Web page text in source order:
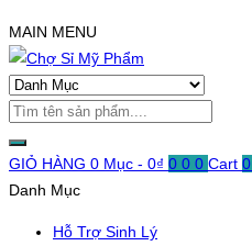
MAIN MENU
GIỎ HÀNG 0 Mục - 0₫ 0 0 0 Cart 0
Danh Mục
Hỗ Trợ Sinh Lý